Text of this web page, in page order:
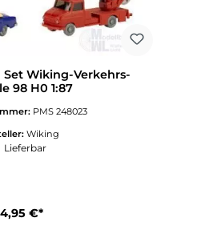
Wiking-Verkehrs-
98 H0 1:87
PMS 248023
Wiking
Lieferbar
€*